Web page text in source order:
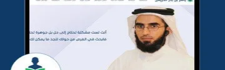
تطوير موقع المدرب ياسر الحزيمي
التفاصيل